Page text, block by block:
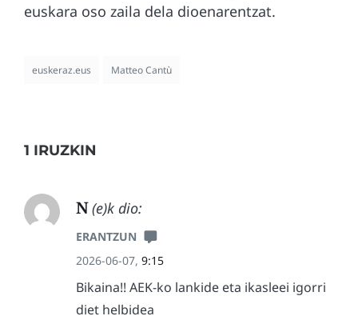
euskara oso zaila dela dioenarentzat.
euskeraz.eus Matteo Cantù
1 IRUZKIN
N(e)k dio:
ERANTZUN
2026-06-07, 9:15
Bikaina!! AEK-ko lankide eta ikasleei igorri
diet helbidea